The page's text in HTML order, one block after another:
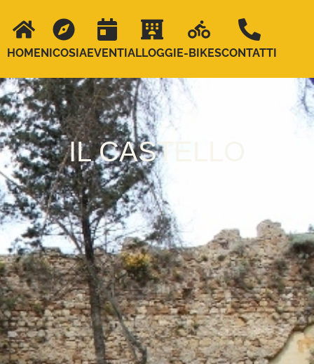
HOMENICOSIAEVENTIALLOGGIE-BIKESCONTATTI
IL CASTELLO
Senectus erat sem tincidunt mi duis vehicula, est diam
molestie. Mauris in ut eget wisi, et mollis bibendum nulla,
amet malesuada.